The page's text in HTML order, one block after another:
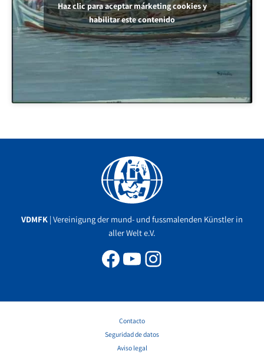
Haz clic para aceptar márketing cookies y
habilitar este contenido
VDMFK | Vereinigung der mund- und fussmalenden Künstler in
aller Welt e.V.
Facebook
YouTube
Instagram
Contacto
Seguridad de datos
Aviso legal